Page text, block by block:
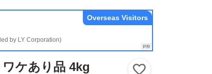
by LY Corporation)
Overseas Visitors
ケあり品 4kg